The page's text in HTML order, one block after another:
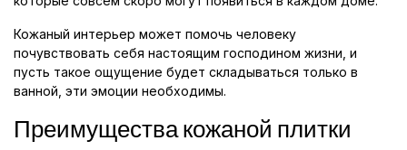
Кожаный интерьер может помочь человеку
почувствовать себя настоящим господином жизни, и
пусть такое ощущение будет складываться только в
ванной, эти эмоции необходимы.
Преимущества кожаной плитки